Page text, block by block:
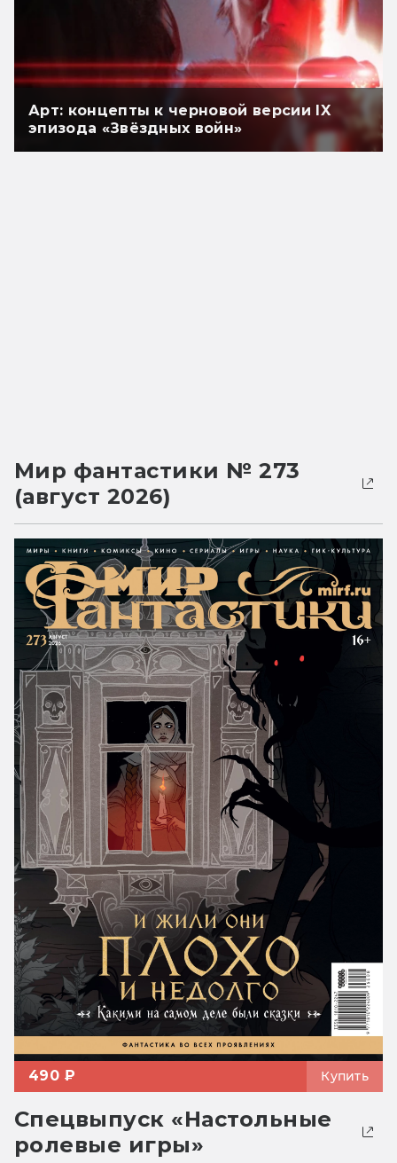
Арт: концепты к черновой версии IX
эпизода «Звёздных войн»
Мир фантастики № 273
(август 2026)
490 ₽ Купить
Спецвыпуск «Настольные
ролевые игры»